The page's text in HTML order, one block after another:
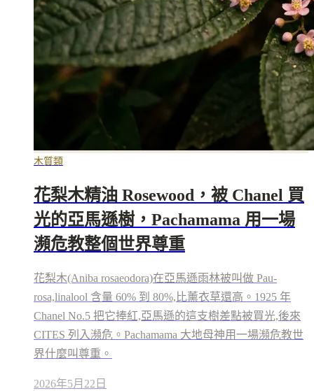
木質類
花梨木精油 Rosewood，被 Chanel 買
光的亞馬遜樹，Pachamama 用一場
瀕危教整個世界尊重
花梨木(Aniba rosaeodora)在亞馬遜雨林被叫做 Pau-
rosa,linalool 含量 60% 到 80%,比薰衣草還高。1925 年
Chanel No.5 把它捧紅,亞馬遜的這支樹差點被買光,後來
CITES 列入瀕危。Pachamama 大地母神用一場瀕危教世
界什麼叫尊重。
2026年5月22日